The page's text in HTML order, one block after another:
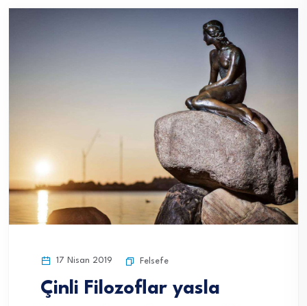
17 Nisan 2019 Felsefe
Çinli Filozoflar yasla